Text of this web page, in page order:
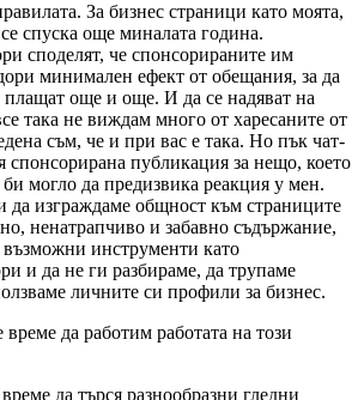
За бизнес страници като моята,
се спуска още миналата година.
споделят, че спонсорираните им
минимален ефект от обещания, за да
плащат още и още. И да се надяват на
така не виждам много от харесаните от
съм, че и при вас е така. Но пък чат-
спонсорирана публикация за нещо, което
могло да предизвика реакция у мен.
изграждаме общност към страниците
ненатрапчиво и забавно съдържание,
възможни инструменти като
и да не ги разбираме, да трупаме
личните си профили за бизнес.
да работим работата на този
да търся разнообразни гледни